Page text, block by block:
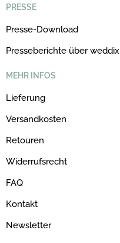
PRESSE
Presse-Download
Presseberichte über weddix
MEHR INFOS
Lieferung
Versandkosten
Retouren
Widerrufsrecht
FAQ
Kontakt
Newsletter